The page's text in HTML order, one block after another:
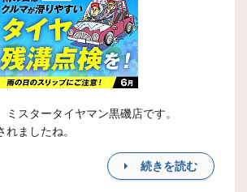
ミスタータイヤマン黒磯店です。
ましたね。
続きを読む